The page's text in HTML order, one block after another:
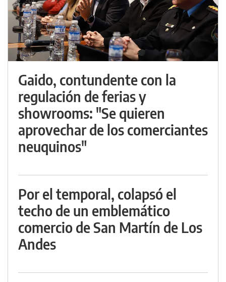
Gaido, contundente con la
regulación de ferias y
showrooms: "Se quieren
aprovechar de los comerciantes
neuquinos"
Por el temporal, colapsó el
techo de un emblemático
comercio de San Martín de Los
Andes